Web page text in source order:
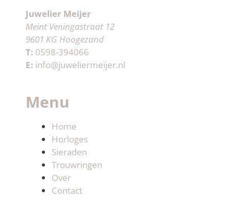
Juwelier Meijer
Meint Veningastraat 12
9601 KG Hoogezand
T: 0598-394066
E: info@juweliermeijer.nl
Menu
Home
Horloges
Sieraden
Trouwringen
Over
Contact